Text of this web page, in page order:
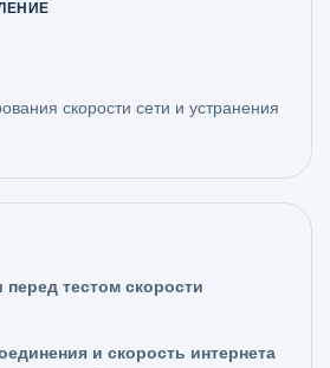
скорости сети и устранения
тестом скорости
и скорость интернета